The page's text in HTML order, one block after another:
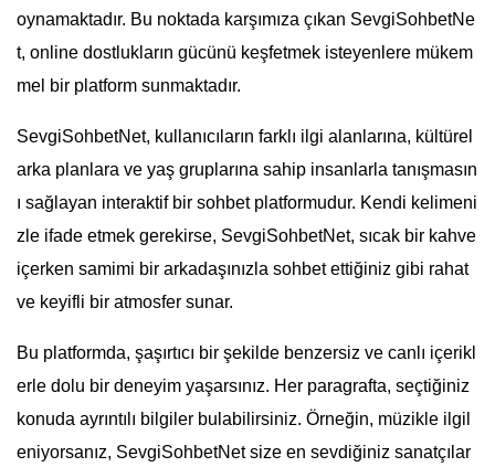
oynamaktadır. Bu noktada karşımıza çıkan SevgiSohbetNe
t, online dostlukların gücünü keşfetmek isteyenlere mükem
mel bir platform sunmaktadır.
SevgiSohbetNet, kullanıcıların farklı ilgi alanlarına, kültürel
arka planlara ve yaş gruplarına sahip insanlarla tanışmasın
ı sağlayan interaktif bir sohbet platformudur. Kendi kelimeni
zle ifade etmek gerekirse, SevgiSohbetNet, sıcak bir kahve
içerken samimi bir arkadaşınızla sohbet ettiğiniz gibi rahat
ve keyifli bir atmosfer sunar.
Bu platformda, şaşırtıcı bir şekilde benzersiz ve canlı içerikl
erle dolu bir deneyim yaşarsınız. Her paragrafta, seçtiğiniz
konuda ayrıntılı bilgiler bulabilirsiniz. Örneğin, müzikle ilgil
eniyorsanız, SevgiSohbetNet size en sevdiğiniz sanatçılar